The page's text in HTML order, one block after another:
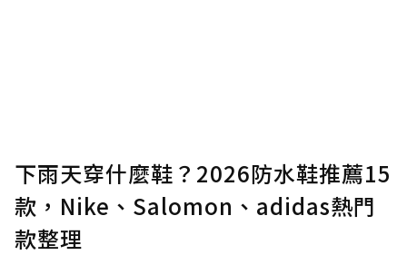
下雨天穿什麼鞋？2026防水鞋推薦15
款，Nike、Salomon、adidas熱門
款整理